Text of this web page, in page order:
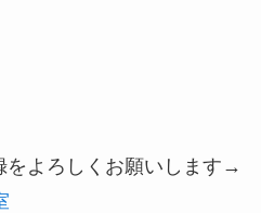
をよろしくお願いします→